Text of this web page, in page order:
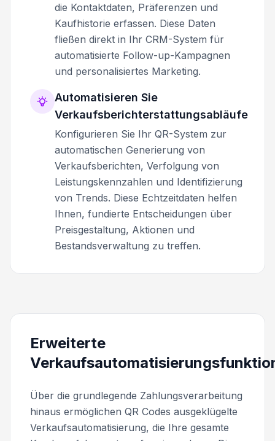
die Kontaktdaten, Präferenzen und
Kaufhistorie erfassen. Diese Daten
fließen direkt in Ihr CRM-System für
automatisierte Follow-up-Kampagnen
und personalisiertes Marketing.
Automatisieren Sie
Verkaufsberichterstattungsabläufe
Konfigurieren Sie Ihr QR-System zur
automatischen Generierung von
Verkaufsberichten, Verfolgung von
Leistungskennzahlen und Identifizierung
von Trends. Diese Echtzeitdaten helfen
Ihnen, fundierte Entscheidungen über
Preisgestaltung, Aktionen und
Bestandsverwaltung zu treffen.
Erweiterte
Über die grundlegende Zahlungsverarbeitung
hinaus ermöglichen QR Codes ausgeklügelte
Verkaufsautomatisierung, die Ihre gesamte